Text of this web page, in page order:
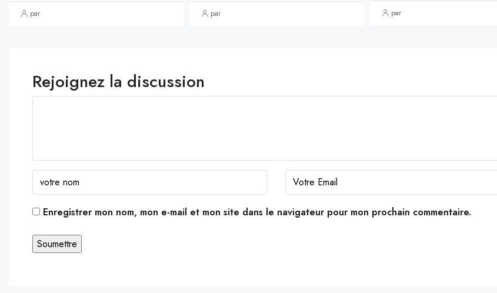
par par par
Rejoignez la discussion
Enregistrer mon nom, mon e-mail et mon site dans le navigateur pour mon prochain commentaire.